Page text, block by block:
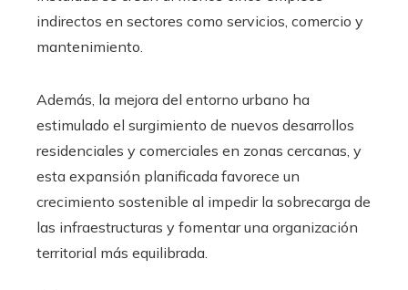
indirectos en sectores como servicios, comercio y
mantenimiento.
Además, la mejora del entorno urbano ha
estimulado el surgimiento de nuevos desarrollos
residenciales y comerciales en zonas cercanas, y
esta expansión planificada favorece un
crecimiento sostenible al impedir la sobrecarga de
las infraestructuras y fomentar una organización
territorial más equilibrada.